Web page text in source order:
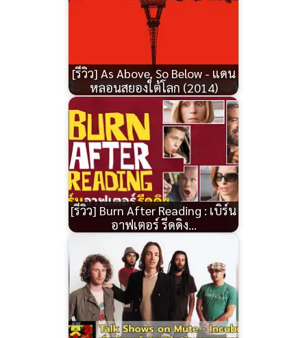
[รีวิว] As Above, So Below - แดน
หลอนสยองใต้โลก (2014)
[รีวิว] Burn After Reading : เบิร์น
อาฟเตอร์ รีดดิง…